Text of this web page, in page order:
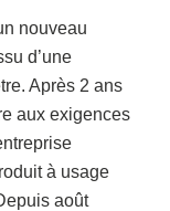
nouveau
d’une
Après 2 ans
aux exigences
à usage
août